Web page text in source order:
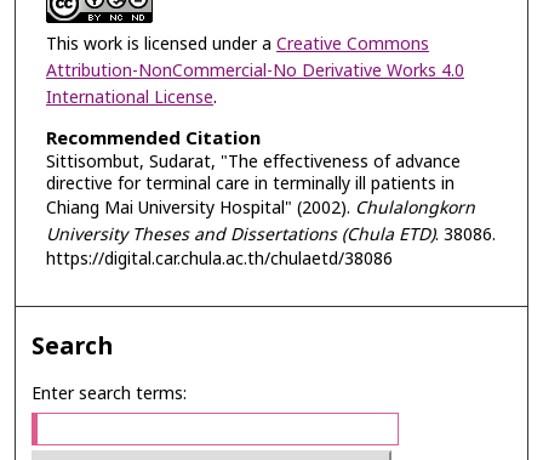
This work is licensed under a Creative Commons
Attribution-NonCommercial-No Derivative Works 4.0
International License.
Recommended Citation
Sittisombut, Sudarat, "The effectiveness of advance
directive for terminal care in terminally ill patients in
Chiang Mai University Hospital" (2002). Chulalongkorn
University Theses and Dissertations (Chula ETD). 38086.
https://digital.car.chula.ac.th/chulaetd/38086
Search
Enter search terms: